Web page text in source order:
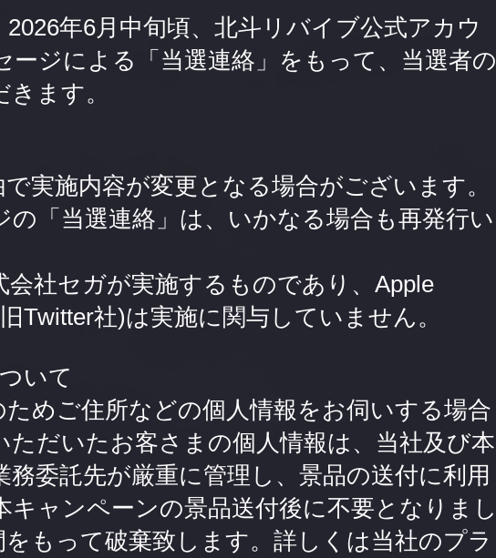
年6月中旬頃、北斗リバイブ公式アカウ
ージによる「当選連絡」をもって、当選者の
ます。
実施内容が変更となる場合がございます。
の「当選連絡」は、いかなる場合も再発行い
会社セガが実施するものであり、Apple
Twitter社)は実施に関与していません。
いて
めご住所などの個人情報をお伺いする場合
だいたお客さまの個人情報は、当社及び本
委託先が厳重に管理し、景品の送付に利用
キャンペーンの景品送付後に不要となりまし
もって破棄致します。詳しくは当社のプラ